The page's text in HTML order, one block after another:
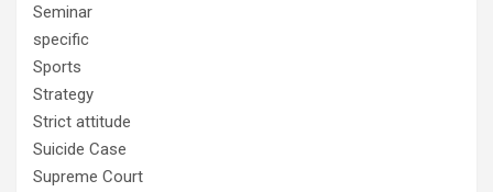
Seminar
specific
Sports
Strategy
Strict attitude
Suicide Case
Supreme Court